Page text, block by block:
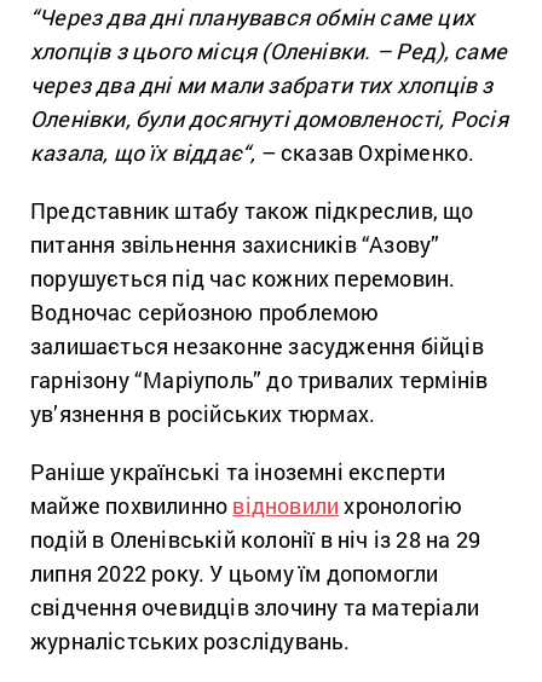
“Через два дні планувався обмін саме цих
хлопців з цього місця (Оленівки. – Ред), саме
через два дні ми мали забрати тих хлопців з
Оленівки, були досягнуті домовленості, Росія
казала, що їх віддає“, – сказав Охріменко.
Представник штабу також підкреслив, що
питання звільнення захисників “Азову”
порушується під час кожних перемовин.
Водночас серйозною проблемою
залишається незаконне засудження бійців
гарнізону “Маріуполь” до тривалих термінів
ув’язнення в російських тюрмах.
Раніше українські та іноземні експерти
майже похвилинно відновили хронологію
подій в Оленівській колонії в ніч із 28 на 29
липня 2022 року. У цьому їм допомогли
свідчення очевидців злочину та матеріали
журналістських розслідувань.